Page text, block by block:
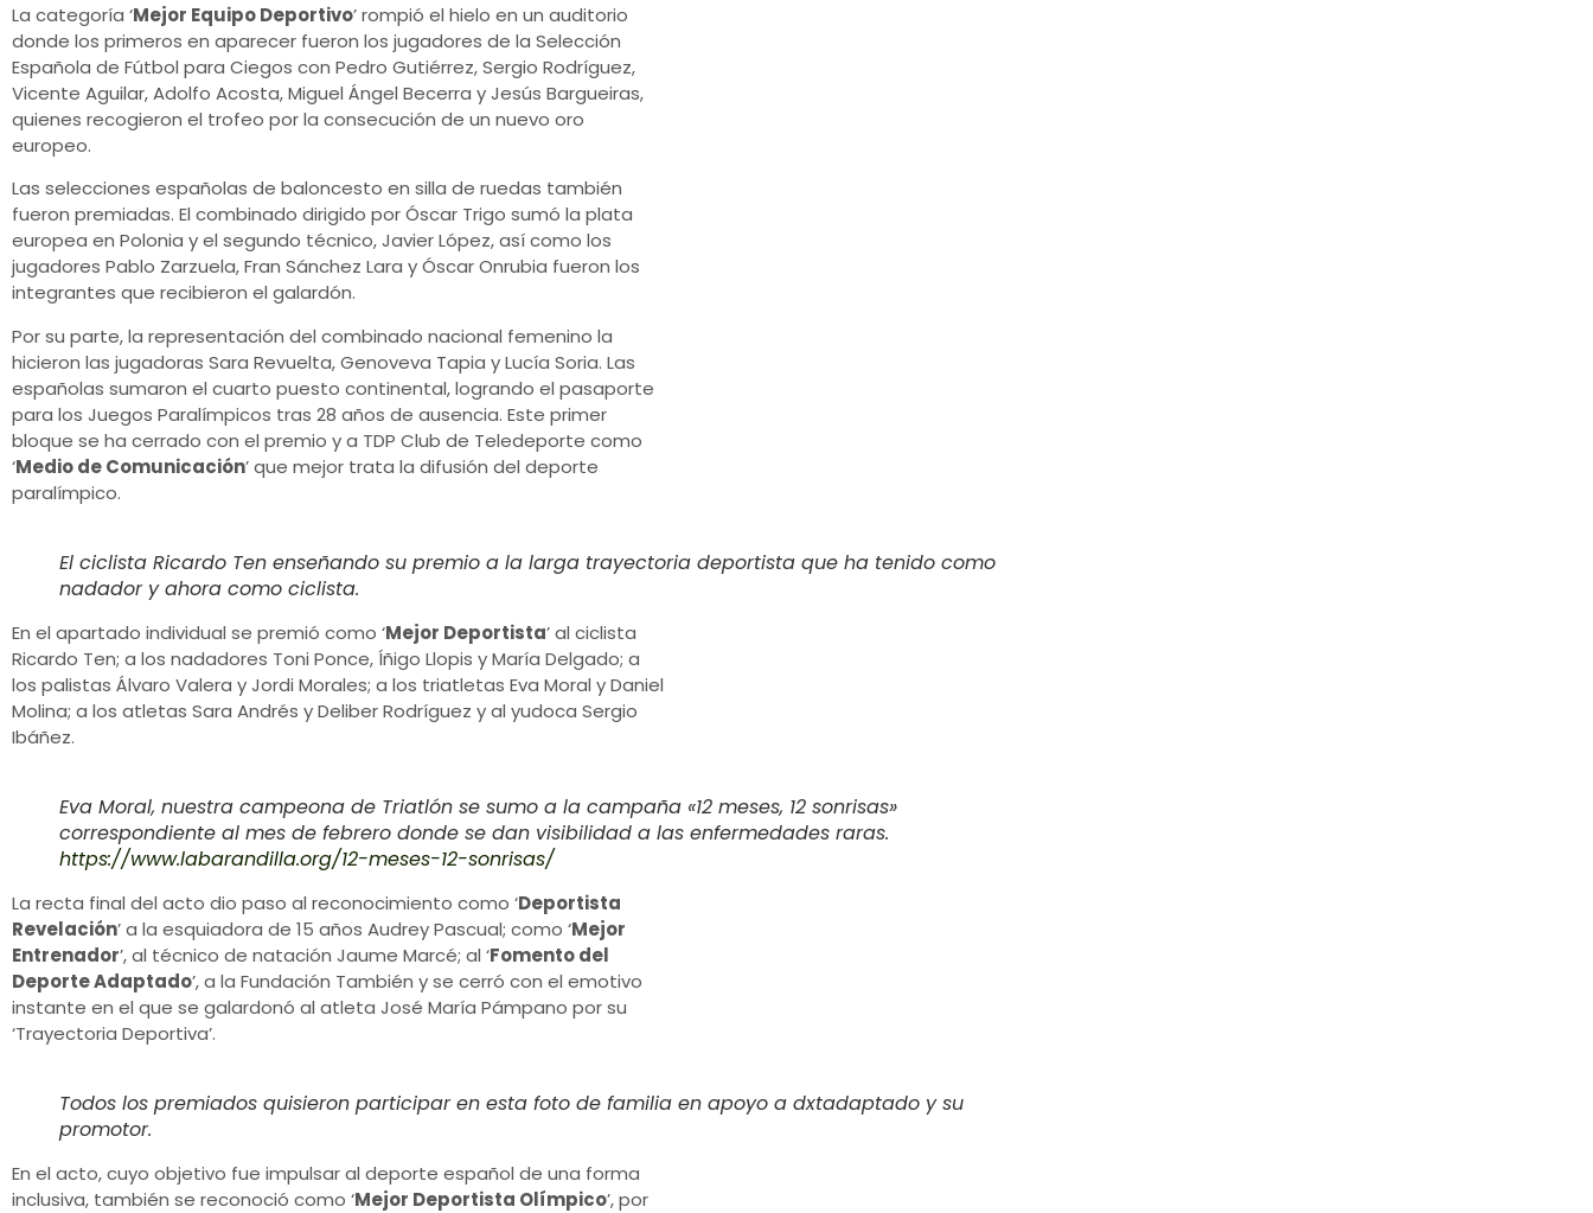
La categoría ‘Mejor Equipo Deportivo’ rompió el hielo en un auditorio
donde los primeros en aparecer fueron los jugadores de la Selección
Española de Fútbol para Ciegos con Pedro Gutiérrez, Sergio Rodríguez,
Vicente Aguilar, Adolfo Acosta, Miguel Ángel Becerra y Jesús Bargueiras,
quienes recogieron el trofeo por la consecución de un nuevo oro
europeo.
Las selecciones españolas de baloncesto en silla de ruedas también
fueron premiadas. El combinado dirigido por Óscar Trigo sumó la plata
europea en Polonia y el segundo técnico, Javier López, así como los
jugadores Pablo Zarzuela, Fran Sánchez Lara y Óscar Onrubia fueron los
integrantes que recibieron el galardón.
Por su parte, la representación del combinado nacional femenino la
hicieron las jugadoras Sara Revuelta, Genoveva Tapia y Lucía Soria. Las
españolas sumaron el cuarto puesto continental, logrando el pasaporte
para los Juegos Paralímpicos tras 28 años de ausencia. Este primer
bloque se ha cerrado con el premio y a TDP Club de Teledeporte como
‘Medio de Comunicación’ que mejor trata la difusión del deporte
paralímpico.
El ciclista Ricardo Ten enseñando su premio a la larga trayectoria deportista que ha tenido como
nadador y ahora como ciclista.
En el apartado individual se premió como ‘Mejor Deportista’ al ciclista
Ricardo Ten; a los nadadores Toni Ponce, Íñigo Llopis y María Delgado; a
los palistas Álvaro Valera y Jordi Morales; a los triatletas Eva Moral y Daniel
Molina; a los atletas Sara Andrés y Deliber Rodríguez y al yudoca Sergio
Ibáñez.
Eva Moral, nuestra campeona de Triatlón se sumo a la campaña «12 meses, 12 sonrisas»
correspondiente al mes de febrero donde se dan visibilidad a las enfermedades raras.
https://www.labarandilla.org/12-meses-12-sonrisas/
La recta final del acto dio paso al reconocimiento como ‘Deportista
Revelación’ a la esquiadora de 15 años Audrey Pascual; como ‘Mejor
Entrenador’, al técnico de natación Jaume Marcé; al ‘Fomento del
Deporte Adaptado’, a la Fundación También y se cerró con el emotivo
instante en el que se galardonó al atleta José María Pámpano por su
‘Trayectoria Deportiva’.
Todos los premiados quisieron participar en esta foto de familia en apoyo a dxtadaptado y su
promotor.
En el acto, cuyo objetivo fue impulsar al deporte español de una forma
inclusiva, también se reconoció como ‘Mejor Deportista Olímpico’, por